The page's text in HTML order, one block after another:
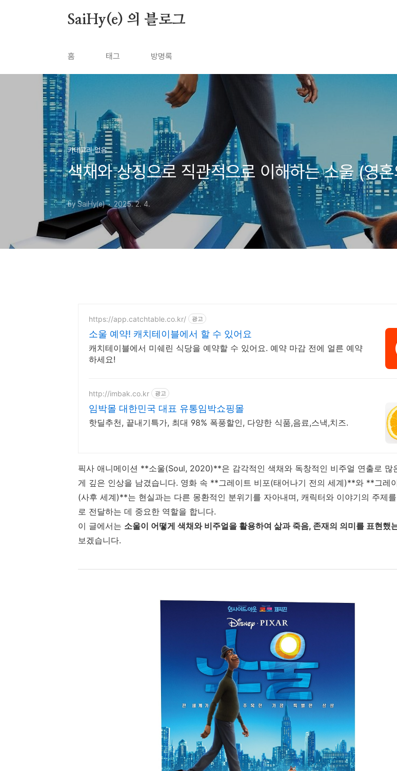
SaiHy(e) 의 블로그
홈 태그 방명록
카테고리 없음
색채와 상징으로 직관적으로 이해하는 소울 (영
by SaiHy(e) 2025. 2. 4.
https://app.catchtable.co.kr/ 광고
소울 예약! 캐치테이블에서 할 수 있어요
캐치테이블에서 미쉐린 식당을 예약할 수 있어요. 예약 마감 전에 얼른 예약
하세요!
http://imbak.co.kr 광고
임박몰 대한민국 대표 유통임박쇼핑몰
핫딜추천, 끝내기특가, 최대 98% 폭풍할인, 다양한 식품,음료,스낵,치즈.
픽사 애니메이션 **소울(Soul, 2020)**은 감각적인 색채와 독창적인 비주얼 연출로 많
게 깊은 인상을 남겼습니다. 영화 속 **그레이트 비포(태어나기 전의 세계)**와 **그레
(사후 세계)**는 현실과는 다른 몽환적인 분위기를 자아내며, 캐릭터와 이야기의 주제
로 전달하는 데 중요한 역할을 합니다.
이 글에서는 소울이 어떻게 색채와 비주얼을 활용하여 삶과 죽음, 존재의 의미를 표현했
보겠습니다.